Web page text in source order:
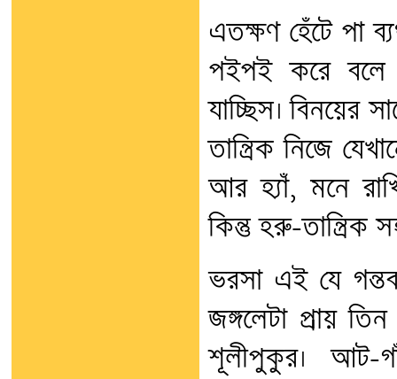
এতক্ষণ হেঁটে পা
পইপই করে বলে
যাচ্ছিস। বিনয়ের
তান্ত্রিক নিজে
আর হ্যাঁ, মনে
কিন্তু হরু-তান্ত্রিক
ভরসা এই যে
জঙ্গলেটা প্রায়
শূলীপুকুর। আট-